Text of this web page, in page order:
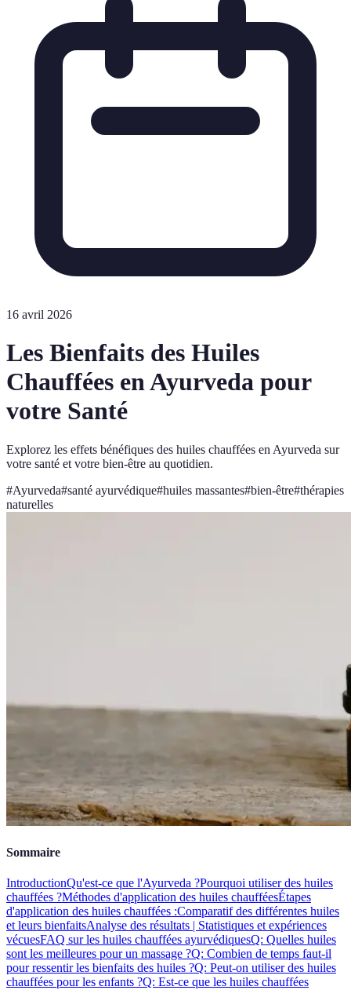
16 avril 2026
Les Bienfaits des Huiles
Chauffées en Ayurveda pour
votre Santé
Explorez les effets bénéfiques des huiles chauffées en Ayurveda sur
votre santé et votre bien-être au quotidien.
#Ayurveda#santé ayurvédique#huiles massantes#bien-être#thérapies
naturelles
Sommaire
IntroductionQu'est-ce que l'Ayurveda ?Pourquoi utiliser des huiles
chauffées ?Méthodes d'application des huiles chaufféesÉtapes
d'application des huiles chauffées :Comparatif des différentes huiles
et leurs bienfaitsAnalyse des résultats | Statistiques et expériences
vécuesFAQ sur les huiles chauffées ayurvédiquesQ: Quelles huiles
sont les meilleures pour un massage ?Q: Combien de temps faut-il
pour ressentir les bienfaits des huiles ?Q: Peut-on utiliser des huiles
chauffées pour les enfants ?Q: Est-ce que les huiles chauffées